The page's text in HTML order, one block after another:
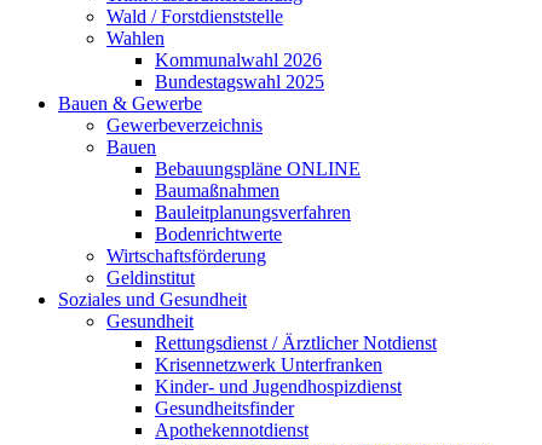
Wald / Forstdienststelle
Wahlen
Kommunalwahl 2026
Bundestagswahl 2025
Bauen & Gewerbe
Gewerbeverzeichnis
Bauen
Bebauungspläne ONLINE
Baumaßnahmen
Bauleitplanungsverfahren
Bodenrichtwerte
Wirtschaftsförderung
Geldinstitut
Soziales und Gesundheit
Gesundheit
Rettungsdienst / Ärztlicher Notdienst
Krisennetzwerk Unterfranken
Kinder- und Jugendhospizdienst
Gesundheitsfinder
Apothekennotdienst